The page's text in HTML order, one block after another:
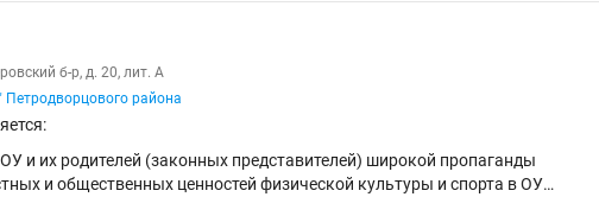
б-р, д. 20, лит. А
района
и их родителей (законных представителей) широкой пропаганды
и общественных ценностей физической культуры и спорта в ОУ…